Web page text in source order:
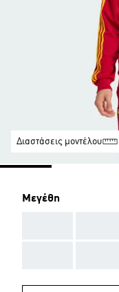
Διαστάσεις μοντέλου
Μεγέθη